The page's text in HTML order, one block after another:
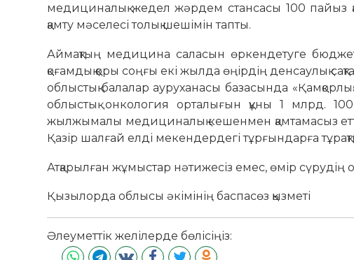
медициналық жедел жәрдем стансасы 100 пайыз
қамту мәселесі толық шешімін тапты.
Аймақтың медицина саласын өркендетуге
қоғамдық қоры соңғы екі жылда өңірдің денсаулық
облыстық балалар ауруханасы базасында
облыстық онкология орталығын құны 1 млрд.
жылжымалы медициналық кешенмен қамтамасыз
Қазір шалғай елді мекендердегі тұрғындарға
Атқарылған жұмыстар нәтижесіз емес, өмір сүрудің
Қызылорда облысы әкімінің баспасөз қызметі
Әлеуметтік желілерде бөлісіңіз: